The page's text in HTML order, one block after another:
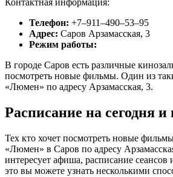
Телефон: +7‒911‒490‒53‒95
Адрес: Саров Арзамасская, 3
Режим работы:
В городе Саров есть различные
посмотреть новые фильмы. Один из
«Люмен» по адресу Арзамасская, 3.
Расписание на сегодня
Тех кто хочет посмотреть новые
«Люмен» в Саров по адресу
интересует афиша, расписание
это вы можете узнать несколькими